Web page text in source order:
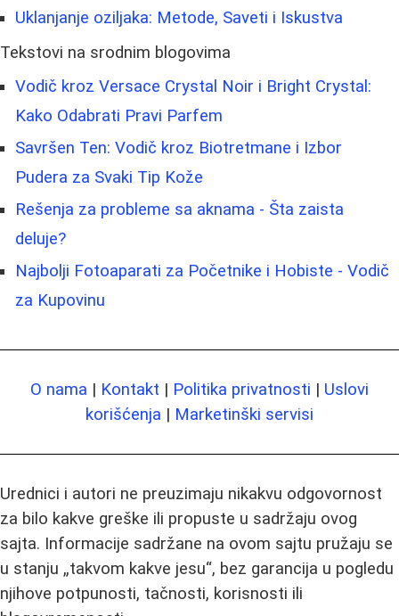
Uklanjanje oziljaka: Metode, Saveti i Iskustva
Tekstovi na srodnim blogovima
Vodič kroz Versace Crystal Noir i Bright Crystal:
Kako Odabrati Pravi Parfem
Savršen Ten: Vodič kroz Biotretmane i Izbor
Pudera za Svaki Tip Kože
Rešenja za probleme sa aknama - Šta zaista
deluje?
Najbolji Fotoaparati za Početnike i Hobiste - Vodič
za Kupovinu
O nama | Kontakt | Politika privatnosti | Uslovi
korišćenja | Marketinški servisi
Urednici i autori ne preuzimaju nikakvu odgovornost
za bilo kakve greške ili propuste u sadržaju ovog
sajta. Informacije sadržane na ovom sajtu pružaju se
u stanju „takvom kakve jesu“, bez garancija u pogledu
njihove potpunosti, tačnosti, korisnosti ili